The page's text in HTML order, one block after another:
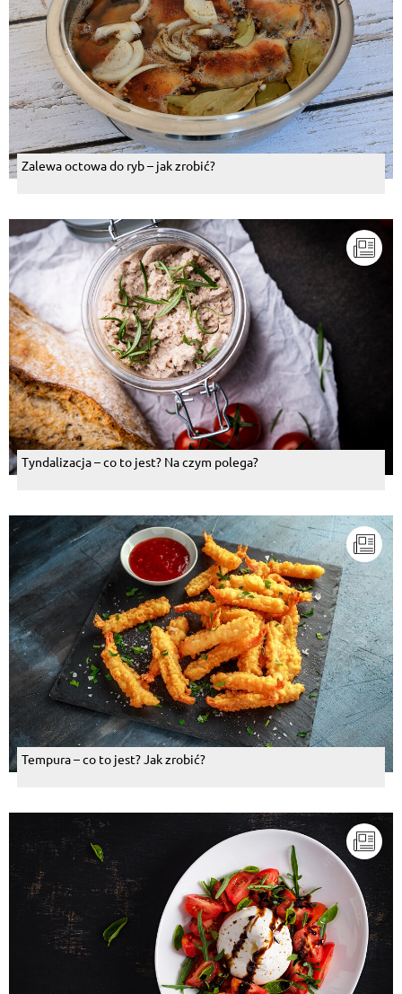
Zalewa octowa do ryb – jak zrobić?
Tyndalizacja – co to jest? Na czym polega?
Tempura – co to jest? Jak zrobić?